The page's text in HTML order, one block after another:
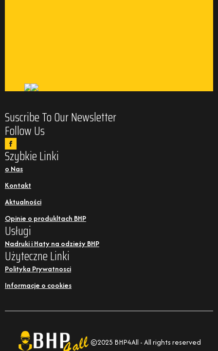
Follow Us
Szybkie Linki
o Nas
Kontakt
Aktualności
Opinie o produkltach BHP
Usługi
Nadruki i Haty na odzieży BHP
Użyteczne Linki
Polityka Prywatnosci
Informacje o cookies